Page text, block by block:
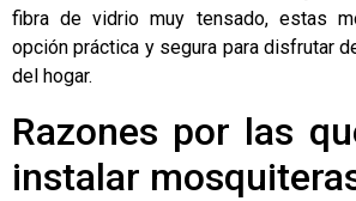
fibra de vidrio muy tensado, estas
opción práctica y segura para disfrutar
del hogar.
Razones por las
instalar